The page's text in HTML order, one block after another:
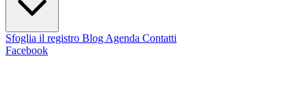
Sfoglia il registro Blog Agenda Contatti
Facebook